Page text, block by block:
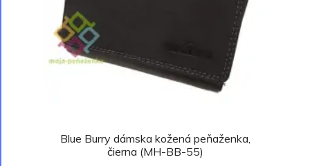
Blue Burry dámska kožená peňaženka,
čierna (MH-BB-55)